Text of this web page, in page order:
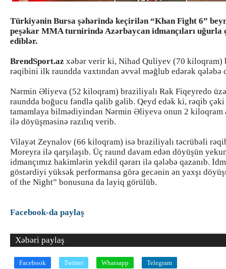
Türkiyənin Bursa şəhərində keçirilən “Khan Fight 6”
peşəkar MMA turnirində Azərbaycan idmançıları uğurla
ediblər.
BrendSport.az xəbər verir ki, Nihad Quliyev (70 kiloqram)
rəqibini ilk raundda vaxtından əvvəl məğlub edərək qələbə
Nərmin Əliyeva (52 kiloqram) braziliyalı Rak Fiqeyredo
raundda boğucu fəndlə qalib gəlib. Qeyd edək ki, rəqib
tamamlaya bilmədiyindən Nərmin Əliyeva onun 2 kiloqram
ilə döyüşməsinə razılıq verib.
Vilayət Zeynalov (66 kiloqram) isə braziliyalı təcrübəli
Moreyra ilə qarşılaşıb. Üç raund davam edən döyüşün
idmançımız hakimlərin yekdil qərarı ilə qələbə qazanıb.
göstərdiyi yüksək performansa görə gecənin ən yaxşı
of the Night” bonusuna da layiq görülüb.
Facebook-da paylaş
Xəbəri paylaş
Facebook Twitter Whatsapp Telegram